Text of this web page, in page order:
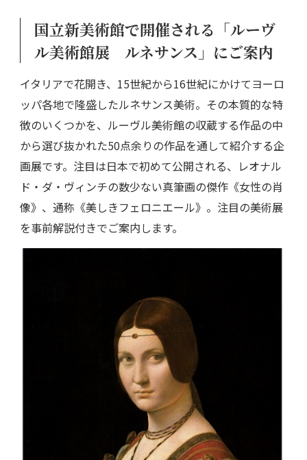
国立新美術館で開催される「ルーヴ
ル美術館展 ルネサンス」にご案内
イタリアで花開き、15世紀から16世紀にかけてヨーロ
ッパ各地で隆盛したルネサンス美術。その本質的な特
徴のいくつかを、ルーヴル美術館の収蔵する作品の中
から選び抜かれた50点余りの作品を通して紹介する企
画展です。注目は日本で初めて公開される、レオナル
ド・ダ・ヴィンチの数少ない真筆画の傑作《女性の肖
像》、通称《美しきフェロニエール》。注目の美術展
を事前解説付きでご案内します。